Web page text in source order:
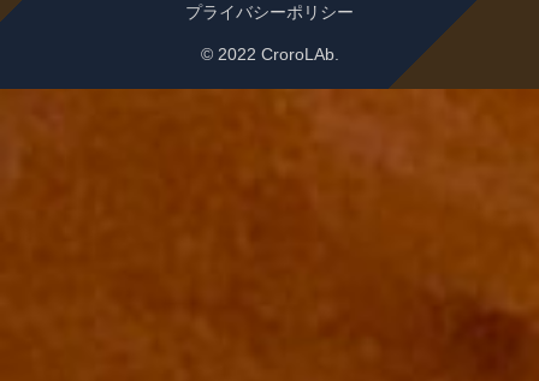
プライバシーポリシー
© 2022 CroroLAb.